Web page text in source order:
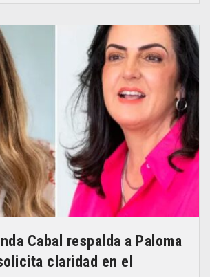
Cabal respalda a Paloma
claridad en el